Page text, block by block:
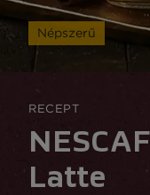
RECEPT
Latte
Népszerű